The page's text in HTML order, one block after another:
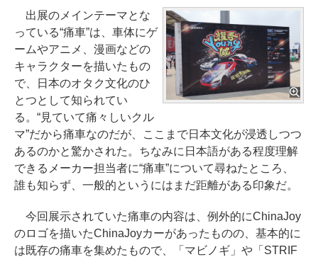
出展のメインテーマとな
っている“痛車”は、車体にゲ
ームやアニメ、漫画などの
キャラクターを描いたもの
で、日本のオタク文化のひ
とつとして知られてい
る。“見ていて痛々しいクル
マ”だから痛車なのだが、ここまで日本文化が浸透しつつ
あるのかと驚かされた。ちなみに日本語がある程度理解
できるメーカー担当者に“痛車”について尋ねたところ、
誰も知らず、一般的というにはまだ距離がある印象だ。
今回展示されていた痛車の内容は、例外的にChinaJoy
のロゴを描いたChinaJoyカーがあったものの、基本的に
は既存の痛車を集めたもので、「マビノギ」や「STRIF